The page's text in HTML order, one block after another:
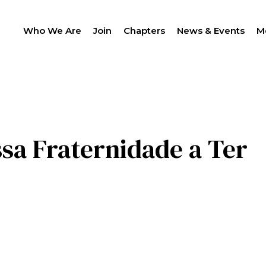
Who We Are Join Chapters News & Events
Fraternidade a Ter